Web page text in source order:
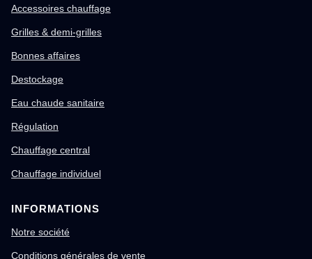
Accessoires chauffage
Grilles & demi-grilles
Bonnes affaires
Destockage
Eau chaude sanitaire
Régulation
Chauffage central
Chauffage individuel
INFORMATIONS
Notre société
Conditions générales de vente